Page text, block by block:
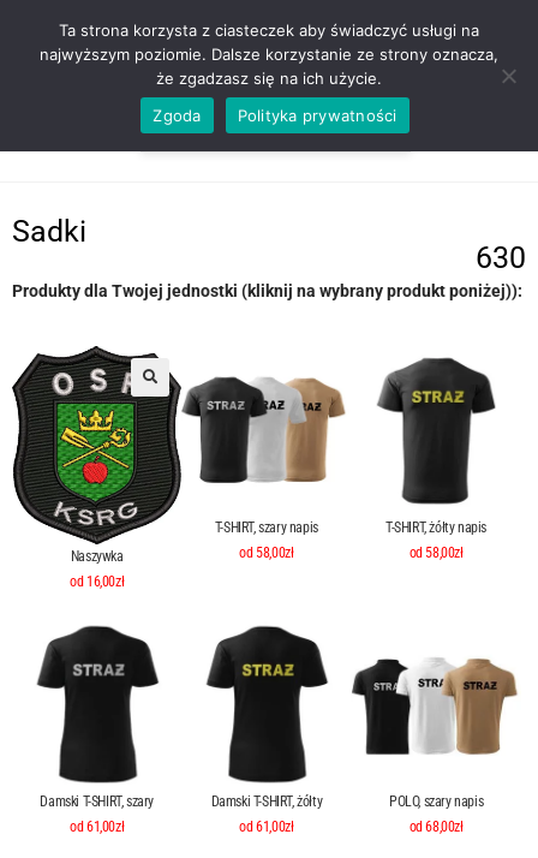
ZADZWOŃ TEL. 600 352 938
Sadki
630
Produkty dla Twojej jednostki (kliknij na wybrany produkt poniżej)):
Naszywka
od 16,00zł
T-SHIRT, szary napis
od 58,00zł
T-SHIRT, żółty napis
od 58,00zł
Damski T-SHIRT, szary
od 61,00zł
Damski T-SHIRT, żółty
od 61,00zł
POLO, szary napis
od 68,00zł
Ta strona korzysta z ciasteczek aby świadczyć usługi na
najwyższym poziomie. Dalsze korzystanie ze strony oznacza,
że zgadzasz się na ich użycie.
Zgoda
Polityka prywatności